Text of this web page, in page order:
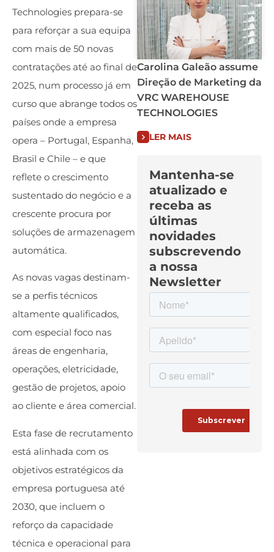
Technologies prepara-se
para reforçar a sua equipa
com mais de 50 novas
contratações até ao final de
2025, num processo já em
curso que abrange todos os
países onde a empresa
opera – Portugal, Espanha,
Brasil e Chile – e que
reflete o crescimento
sustentado do negócio e a
crescente procura por
soluções de armazenagem
automática.
As novas vagas destinam-
se a perfis técnicos
altamente qualificados,
com especial foco nas
áreas de engenharia,
operações, eletricidade,
gestão de projetos, apoio
ao cliente e área comercial.
Esta fase de recrutamento
está alinhada com os
objetivos estratégicos da
empresa portuguesa até
2030, que incluem o
reforço da capacidade
técnica e operacional para
Carolina Galeão assume
Direção de Marketing da
VRC WAREHOUSE
TECHNOLOGIES
LER MAIS
Mantenha-se
atualizado e
receba as
últimas
novidades
subscrevendo
a nossa
Newsletter